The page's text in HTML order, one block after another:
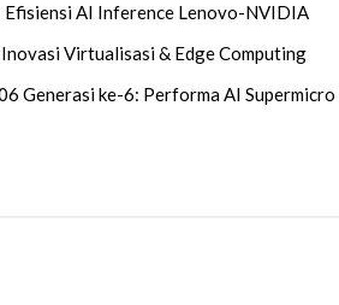
AI Inference Lenovo-NVIDIA
Virtualisasi & Edge Computing
Generasi ke-6: Performa AI Supermicro